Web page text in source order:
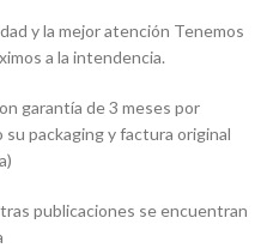
y la mejor atención Tenemos
a la intendencia.
garantía de 3 meses por
packaging y factura original
publicaciones se encuentran